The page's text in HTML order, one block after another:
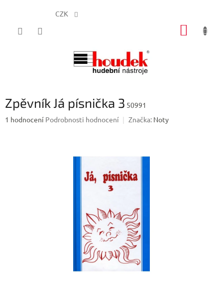
CZK
Zpěvník Já písnička 3 50991
Průměrné
1 hodnocení Podrobnosti hodnocení Značka: Noty